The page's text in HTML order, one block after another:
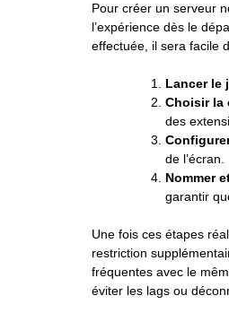
Pour créer un serveur
l’expérience dès le
effectuée, il sera facile
Lancer le
Choisir la
des
de l’écran.
Nommer
garantir
Une fois ces étapes
restriction
fréquentes avec le
éviter les lags ou